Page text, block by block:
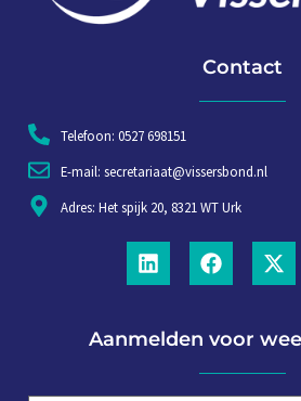
Contact
Telefoon: 0527 698151
E-mail: secretariaat@vissersbond.nl
Adres: Het spijk 20, 8321 WT Urk
Aanmelden voor